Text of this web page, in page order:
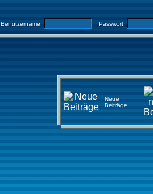
Benutzername: Passwort:
Neue
Beiträge